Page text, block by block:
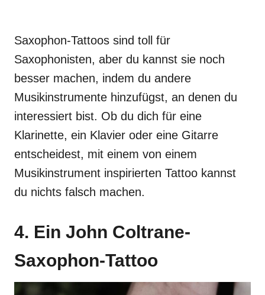
Saxophon-Tattoos sind toll für
Saxophonisten, aber du kannst sie noch
besser machen, indem du andere
Musikinstrumente hinzufügst, an denen du
interessiert bist. Ob du dich für eine
Klarinette, ein Klavier oder eine Gitarre
entscheidest, mit einem von einem
Musikinstrument inspirierten Tattoo kannst
du nichts falsch machen.
4. Ein John Coltrane-
Saxophon-Tattoo